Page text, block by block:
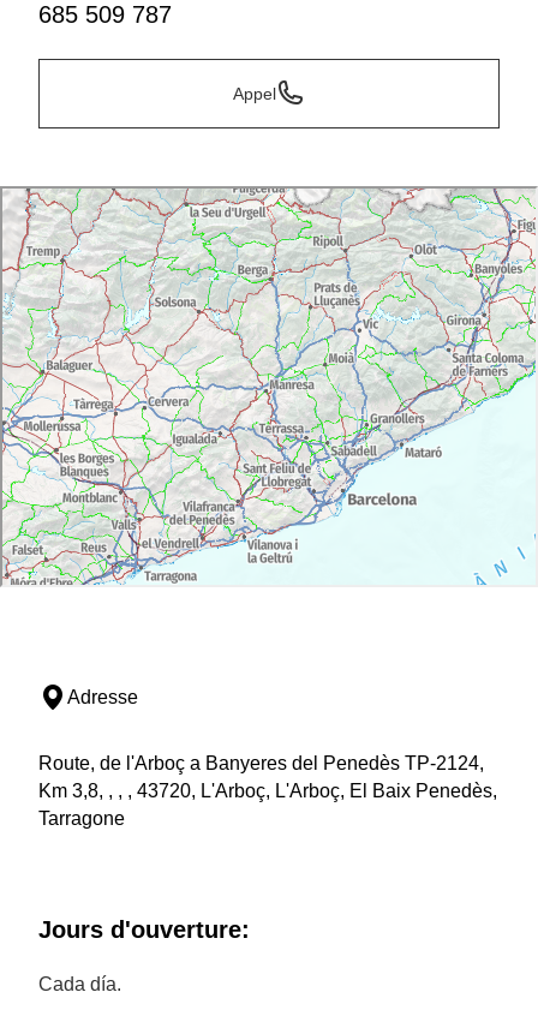
685 509 787
Appel
Adresse
Route, de l'Arboç a Banyeres del Penedès TP-2124,
Km 3,8, , , , 43720, L'Arboç, L'Arboç, El Baix Penedès,
Tarragone
Jours d'ouverture:
Cada día.